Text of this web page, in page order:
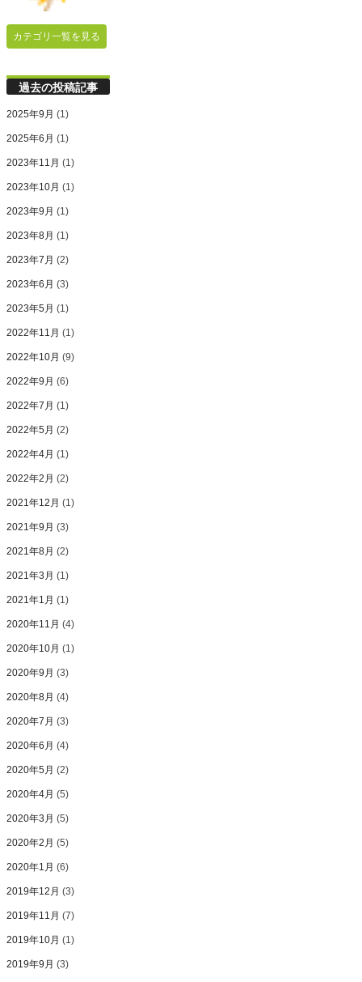
カテゴリ一覧を見る
過去の投稿記事
2025年9月 (1)
2025年6月 (1)
2023年11月 (1)
2023年10月 (1)
2023年9月 (1)
2023年8月 (1)
2023年7月 (2)
2023年6月 (3)
2023年5月 (1)
2022年11月 (1)
2022年10月 (9)
2022年9月 (6)
2022年7月 (1)
2022年5月 (2)
2022年4月 (1)
2022年2月 (2)
2021年12月 (1)
2021年9月 (3)
2021年8月 (2)
2021年3月 (1)
2021年1月 (1)
2020年11月 (4)
2020年10月 (1)
2020年9月 (3)
2020年8月 (4)
2020年7月 (3)
2020年6月 (4)
2020年5月 (2)
2020年4月 (5)
2020年3月 (5)
2020年2月 (5)
2020年1月 (6)
2019年12月 (3)
2019年11月 (7)
2019年10月 (1)
2019年9月 (3)